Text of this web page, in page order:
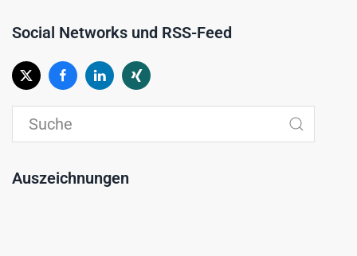
Social Networks und RSS-Feed
Auszeichnungen